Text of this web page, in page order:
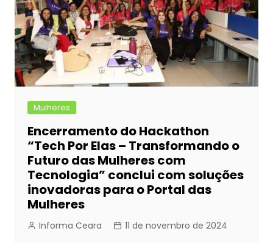
Mulheres
Encerramento do Hackathon
“Tech Por Elas – Transformando o
Futuro das Mulheres com
Tecnologia” conclui com soluções
inovadoras para o Portal das
Mulheres
Informa Ceara 11 de novembro de 2024